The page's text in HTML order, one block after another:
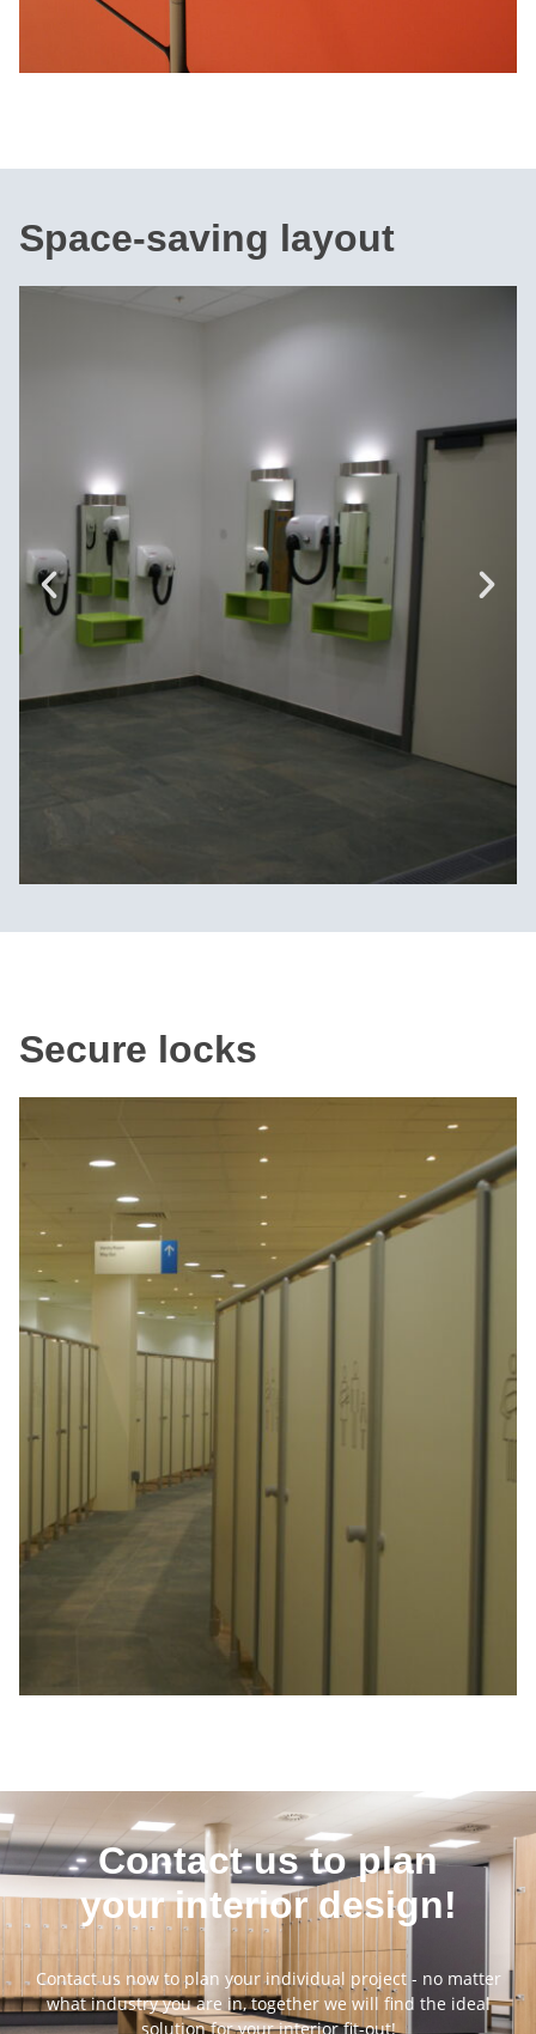
Space-saving layout
Secure locks
Contact us to plan
your interior design!
Contact us now to plan your individual project - no matter
what industry you are in, together we will find the ideal
solution for your interior fit-out!